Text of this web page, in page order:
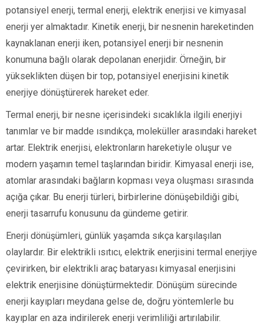
potansiyel enerji, termal enerji, elektrik enerjisi ve kimyasal
enerji yer almaktadır. Kinetik enerji, bir nesnenin hareketinden
kaynaklanan enerji iken, potansiyel enerji bir nesnenin
konumuna bağlı olarak depolanan enerjidir. Örneğin, bir
yükseklikten düşen bir top, potansiyel enerjisini kinetik
enerjiye dönüştürerek hareket eder.
Termal enerji, bir nesne içerisindeki sıcaklıkla ilgili enerjiyi
tanımlar ve bir madde ısındıkça, moleküller arasındaki hareket
artar. Elektrik enerjisi, elektronların hareketiyle oluşur ve
modern yaşamın temel taşlarından biridir. Kimyasal enerji ise,
atomlar arasındaki bağların kopması veya oluşması sırasında
açığa çıkar. Bu enerji türleri, birbirlerine dönüşebildiği gibi,
enerji tasarrufu konusunu da gündeme getirir.
Enerji dönüşümleri, günlük yaşamda sıkça karşılaşılan
olaylardır. Bir elektrikli ısıtıcı, elektrik enerjisini termal enerjiye
çevirirken, bir elektrikli araç bataryası kimyasal enerjisini
elektrik enerjisine dönüştürmektedir. Dönüşüm sürecinde
enerji kayıpları meydana gelse de, doğru yöntemlerle bu
kayıplar en aza indirilerek enerji verimliliği artırılabilir.